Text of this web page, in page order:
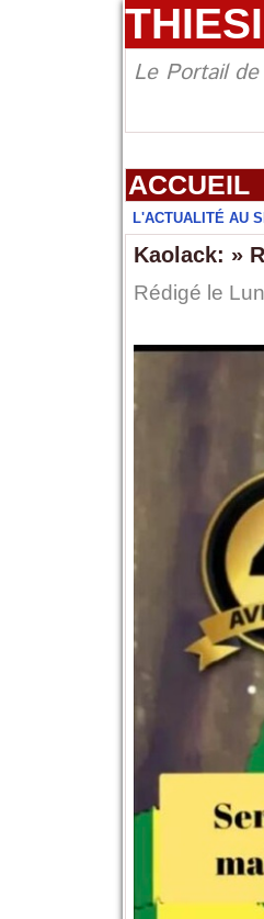
Le Portail
ACCUEIL
L'ACTUALITÉ AU
Kaolack: »
Rédigé le